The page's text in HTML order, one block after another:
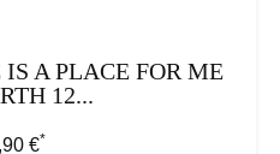
A PLACE FOR ME
12...
Preis:
€*